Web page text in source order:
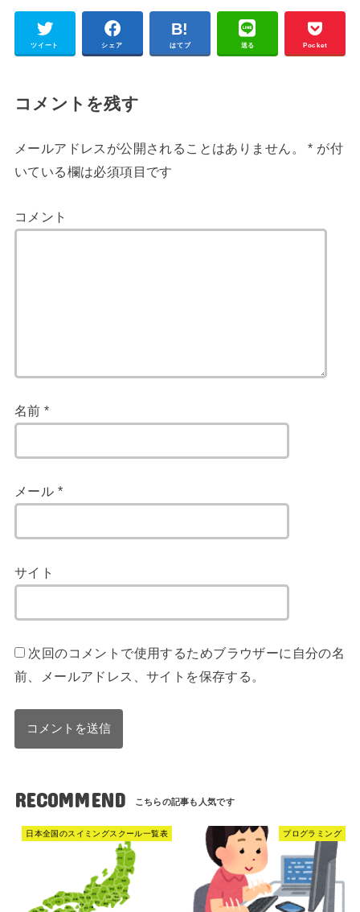
ツイート シェア はてブ 送る Pocket
コメントを残す
メールアドレスが公開されることはありません。 * が付
いている欄は必須項目です
コメント
名前*
メール *
サイト
次回のコメントで使用するためブラウザーに自分の名
前、メールアドレス、サイトを保存する。
RECOMMEND
日本全国のスイミングスクール一覧表 プログラミング